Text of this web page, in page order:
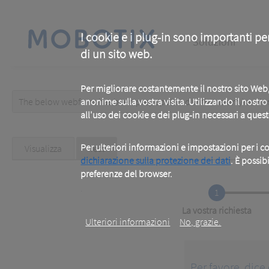
I cookie e i plug-in sono importanti
di un sito web.
Per migliorare costantemente il nostro sito
anonime sulla vostra visita. Utilizzando il
all'uso dei cookie e dei plug-in necessari a
Per ulteriori informazioni e impostazioni per i
dichiarazione sulla protezione dei dati. È
preferenze del browser.
Ulteriori informazioni No, grazie.
content
Main
Soluzioni
Warning
message
The below webform has been prepopulated with custom/
Primary
Visualizza Test(active
tab)
1
Current
La vostra richiesta